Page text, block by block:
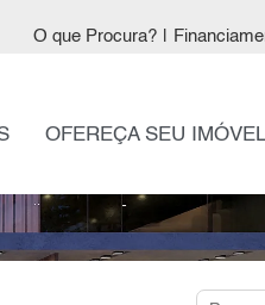
O que Procura?
OFEREÇA SEU IMÓVEL